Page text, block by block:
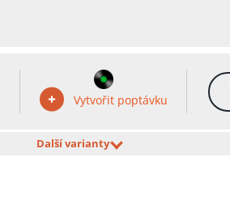
Vytvořit poptávku
Další varianty